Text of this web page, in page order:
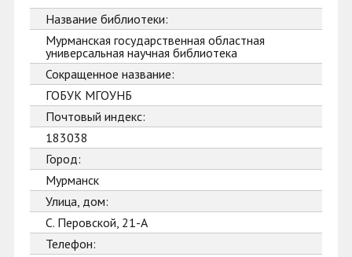
Название библиотеки:
Мурманская государственная областная
универсальная научная библиотека
Сокращенное название:
ГОБУК МГОУНБ
Почтовый индекс:
183038
Город:
Мурманск
Улица, дом:
С. Перовской, 21-А
Телефон: